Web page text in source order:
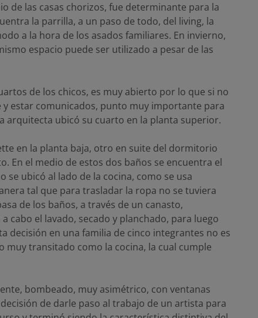
de las casas chorizos, fue determinante para la
la parrilla, a un paso de todo, del living, la
a la hora de los asados familiares. En invierno,
espacio puede ser utilizado a pesar de las
de los chicos, es muy abierto por lo que si no
estar comunicados, punto muy importante para
arquitecta ubicó su cuarto en la planta superior.
en la planta baja, otro en suite del dormitorio
En el medio de estos dos baños se encuentra el
ubicó al lado de la cocina, como se usa
tal que para trasladar la ropa no se tuviera
de los baños, a través de un canasto,
cabo el lavado, secado y planchado, para luego
decisión en una familia de cinco integrantes no es
transitado como la cocina, la cual cumple
bombeado, muy asimétrico, con ventanas
de darle paso al trabajo de un artista para